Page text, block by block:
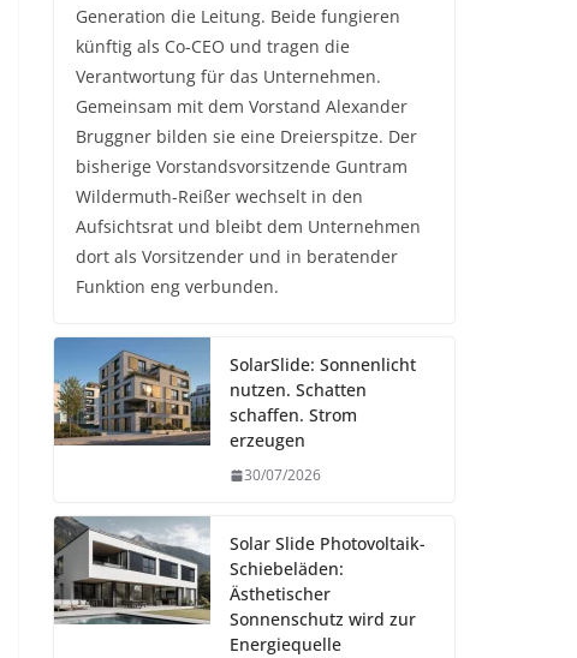
Generation die Leitung. Beide fungieren
künftig als Co-CEO und tragen die
Verantwortung für das Unternehmen.
Gemeinsam mit dem Vorstand Alexander
Bruggner bilden sie eine Dreierspitze. Der
bisherige Vorstandsvorsitzende Guntram
Wildermuth-Reißer wechselt in den
Aufsichtsrat und bleibt dem Unternehmen
dort als Vorsitzender und in beratender
Funktion eng verbunden.
SolarSlide: Sonnenlicht
nutzen. Schatten
schaffen. Strom
erzeugen
30/07/2026
Solar Slide Photovoltaik-
Schiebeläden:
Ästhetischer
Sonnenschutz wird zur
Energiequelle